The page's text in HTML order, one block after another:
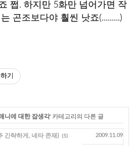
쩝. 하지만 5화만 넘어가면 작
곤조보다야 훨씬 낫죠(.........)
기
니에 대한 잡생각' 카테고리의 다른 글
간략하게, 네타 존재) (5) 2009.11.09